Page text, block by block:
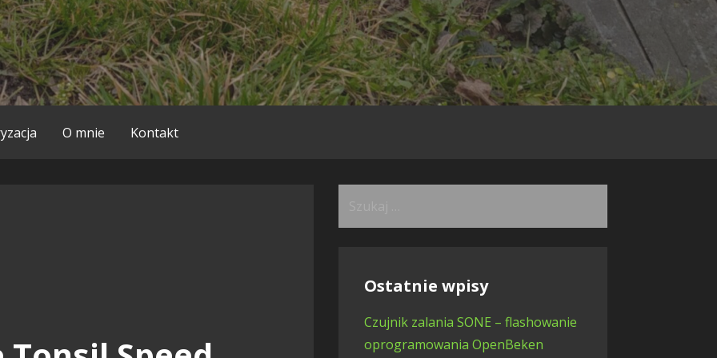
O mnie Kontakt
Ostatnie wpisy
Czujnik zalania SONE – flashowanie
oprogramowania OpenBeken